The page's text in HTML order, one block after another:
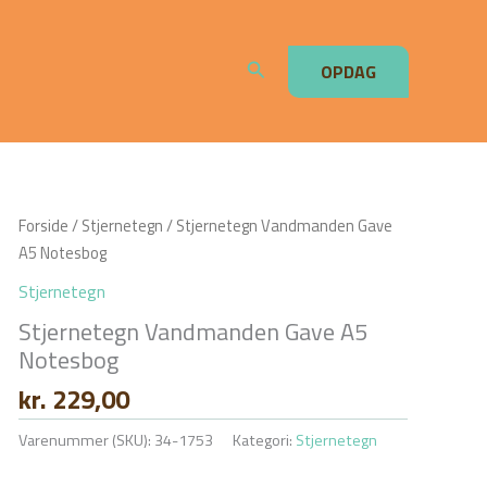
Søg OPDAG
Forside/Stjernetegn/ Stjernetegn Vandmanden Gave
A5 Notesbog
Stjernetegn
Stjernetegn Vandmanden Gave A5
Notesbog
kr. 229,00
Varenummer (SKU): 34-1753 Kategori: Stjernetegn